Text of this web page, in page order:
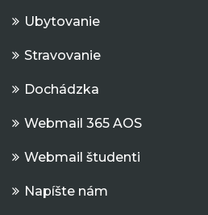
Ubytovanie
Stravovanie
Dochádzka
Webmail 365 AOS
Webmail študenti
Napíšte nám